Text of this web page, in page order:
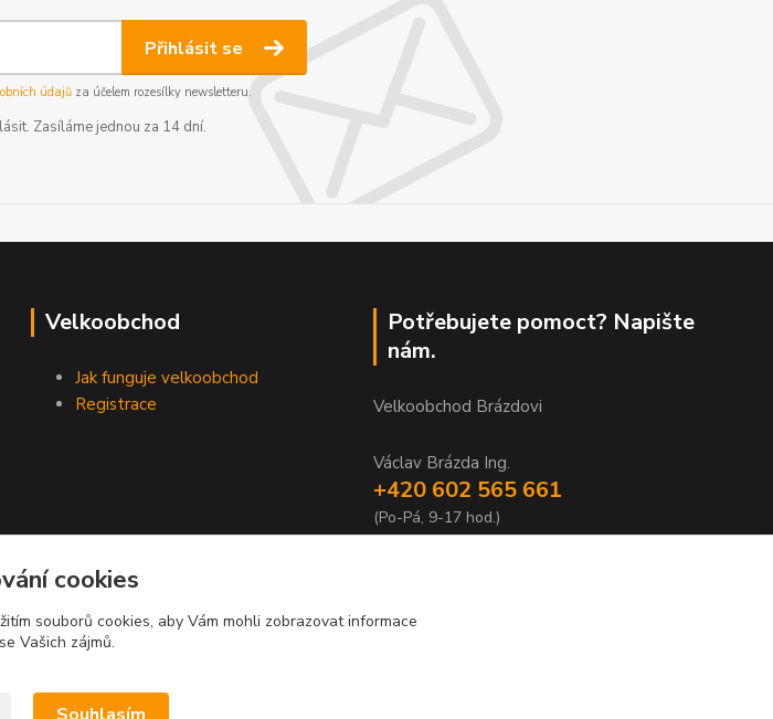
Přihlásit se
údajůza účelem rozesílky newsletteru.
Zasíláme jednou za 14 dní.
Velkoobchod
Jak funguje velkoobchod
Registrace
Potřebujete pomoct? Napište
nám.
Velkoobchod Brázdovi
Václav Brázda Ing.
+420 602 565 661
(Po-Pá, 9-17 hod.)
cookies
souborů cookies, aby Vám mohli zobrazovat informace
Vašich zájmů.